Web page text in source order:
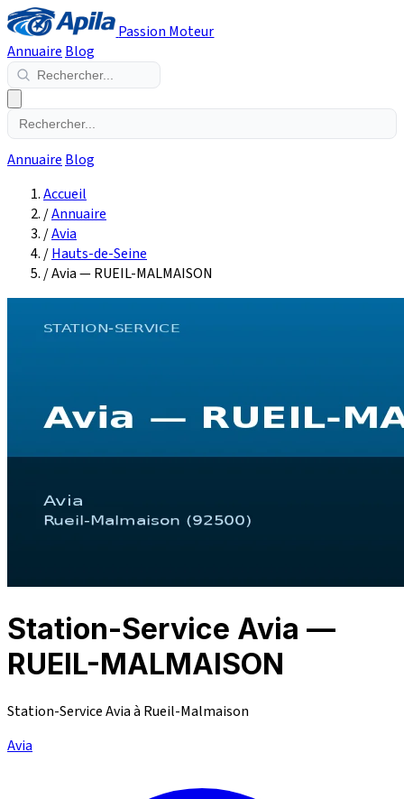
Passion Moteur
Annuaire Blog
Annuaire Blog
Accueil
/Annuaire
/Avia
/Hauts-de-Seine
/Avia — RUEIL-MALMAISON
Station-Service Avia —
RUEIL-MALMAISON
Station-Service Avia à Rueil-Malmaison
Avia